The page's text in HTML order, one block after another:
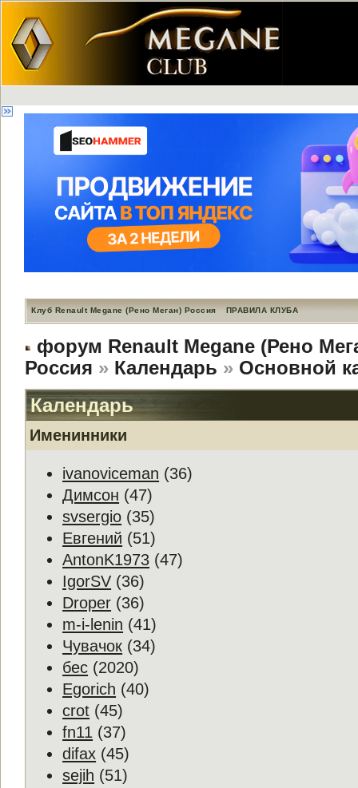
Клуб Renault Megane (Рено Меган) Россия ПРАВИЛА КЛУБА
форум Renault Megane (Рено
Россия » Календарь » Основной
Календарь
Именинники
ivanoviceman (36)
Димсон (47)
svsergio (35)
Евгений (51)
AntonK1973 (47)
IgorSV (36)
Droper (36)
m-i-lenin (41)
Чувачок (34)
бес (2020)
Egorich (40)
crot (45)
fn11 (37)
difax (45)
sejih (51)